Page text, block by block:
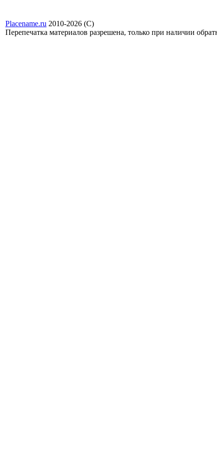
Placename.ru 2010-2026 (С)
Перепечатка материалов разрешена, только при наличии